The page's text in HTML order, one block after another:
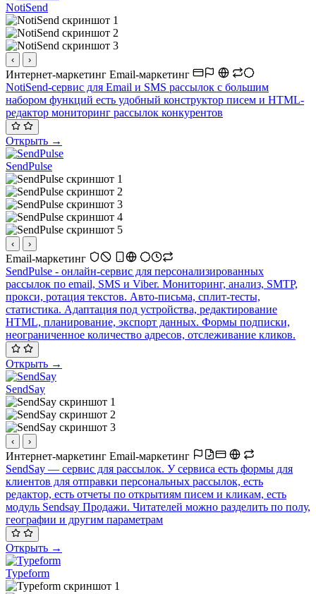
NotiSend
‹ ›
Интернет-маркетинг Email-маркетинг
NotiSend-сервис для Email и SMS рассылок с большим
набором функций есть удобный конструктор писем и HTML-
редактор мониторинг рассылок конкурентов
Открыть →
SendPulse
‹ ›
Email-маркетинг
SendPulse - онлайн-сервис для персонализированных
рассылок по email, SMS и Viber. Мониторинг, анализ, SMTP,
прокси, ротация текстов. Авто-письма, сплит-тесты,
статистика. Адаптация под устройства, редактирование
HTML, планирование, экспорт данных. Формы подписки,
неограниченное количество адресов, отслеживание кликов.
Открыть →
SendSay
‹ ›
Интернет-маркетинг Email-маркетинг
SendSay — cервис для рассылок. У сервиса есть формы для
клиентов для отправки персональных рассылок, есть
редактор, есть отчеты по открытиям писем и кликам, есть
модуль Sendsay Продажи. Читателей можно разделить по полу,
географии и другим параметрам
Открыть →
Typeform